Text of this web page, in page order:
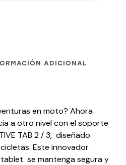
ADICIONAL
en moto? Ahora
a otro nivel con el soporte
TAB 2 / 3, diseñado
Este innovador
se mantenga segura y